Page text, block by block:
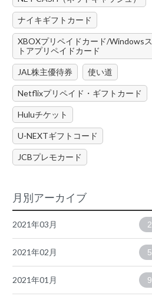
ナイキギフトカード
XBOXプリペイドカード/Windowsス
トアプリペイドカード
JAL株主優待券 使い道
Netflixプリペイド・ギフトカード
Huluチケット
U-NEXTギフトコード
JCBプレモカード
月別アーカイブ
2021年03月 2
2021年02月 5
2021年01月 9